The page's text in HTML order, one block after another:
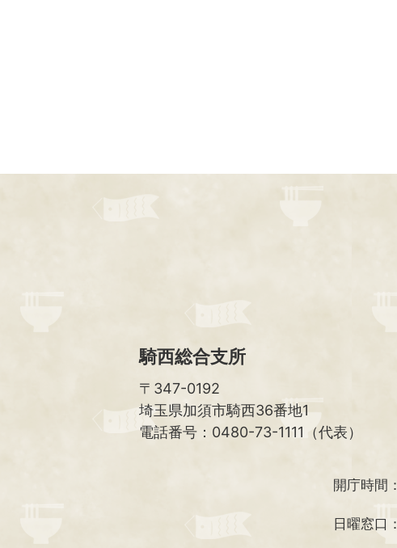
騎西総合支所
〒347-0192
埼玉県加須市騎西36番地1
電話番号：0480-73-1111（代表）
開庁時間：
日曜窓口：